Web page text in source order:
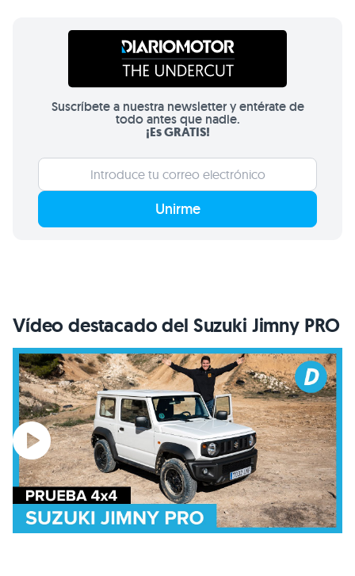
Suscríbete a nuestra newsletter y entérate de
todo antes que nadie.
¡Es GRATIS!
Unirme
Vídeo destacado del Suzuki Jimny PRO